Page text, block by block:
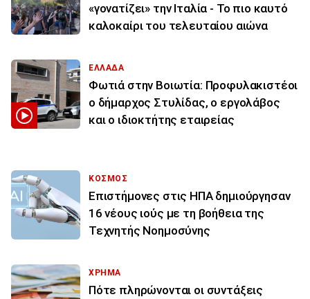
«γονατίζει» την Ιταλία - Το πιο καυτό
καλοκαίρι του τελευταίου αιώνα
ΕΛΛΑΔΑ
Φωτιά στην Βοιωτία: Προφυλακιστέοι
ο δήμαρχος Στυλίδας, ο εργολάβος
και ο ιδιοκτήτης εταιρείας
ΚΟΣΜΟΣ
Επιστήμονες στις ΗΠΑ δημιούργησαν
16 νέους ιούς με τη βοήθεια της
Τεχνητής Νοημοσύνης
ΧΡΗΜΑ
Πότε πληρώνονται οι συντάξεις